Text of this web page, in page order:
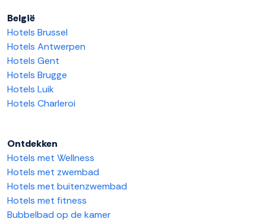
België
Hotels Brussel
Hotels Antwerpen
Hotels Gent
Hotels Brugge
Hotels Luik
Hotels Charleroi
Ontdekken
Hotels met Wellness
Hotels met zwembad
Hotels met buitenzwembad
Hotels met fitness
Bubbelbad op de kamer